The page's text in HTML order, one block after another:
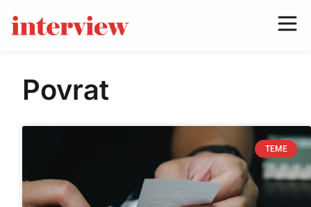
Povrat
TEME